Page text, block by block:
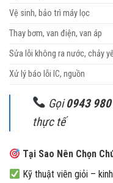
Vệ sinh, bảo trì máy lọc
Thay bơm, van điện, van áp
Sửa lỗi không ra nước, chảy
Xử lý báo lỗi IC, nguồn
Gọi0943
thực tế
Tại Sao Nên Chọn
Kỹ thuật viên giỏi –